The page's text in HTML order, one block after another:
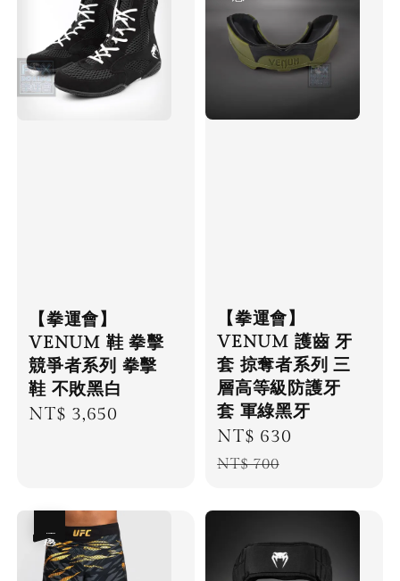
【拳運會】
VENUM 鞋 拳擊
競爭者系列 拳擊
鞋 不敗黑白
Regular
NT$ 3,650
【拳運會】
VENUM 護齒 牙
套 掠奪者系列 三
層高等級防護牙
套 軍綠黑牙
Sale
price
NT$ 630
NT$ 700